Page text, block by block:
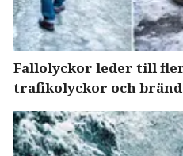
Fallolyckor leder till
trafikolyckor och